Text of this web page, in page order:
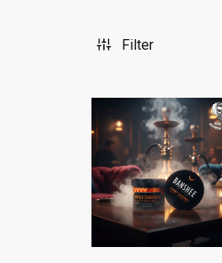
Filter